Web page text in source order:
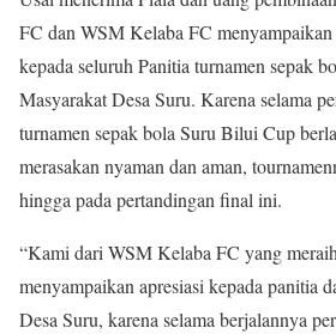
FC dan WSM Kelaba FC menyampaikan
kepada seluruh Panitia turnamen sepak
Masyarakat Desa Suru. Karena selama
turnamen sepak bola Suru Bilui Cup
merasakan nyaman dan aman,
hingga pada pertandingan final ini.
“Kami dari WSM Kelaba FC yang
menyampaikan apresiasi kepada panitia
Desa Suru, karena selama berjalannya